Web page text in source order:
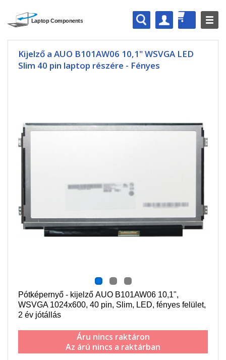
Kijelző a AUO B101AW06 10,1" WSVGA LED
Slim 40 pin laptop részére - Fényes
Pótképernyő - kijelző AUO B101AW06 10,1",
WSVGA 1024x600, 40 pin, Slim, LED, fényes felület,
2 év jótállás
Áru nincs raktáron
Az árú nincs a raktárban